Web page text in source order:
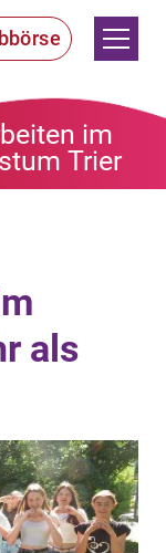
im
Trier
als